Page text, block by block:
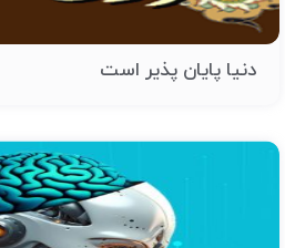
دنیا پایان پذیر است